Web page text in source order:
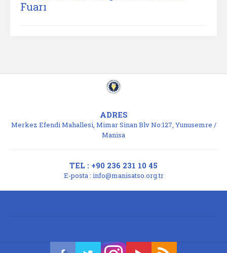
Fuarı
ADRES
Merkez Efendi Mahallesi, Mimar Sinan Blv No:127, Yunusemre /
Manisa
TEL : +90 236 231 10 45
E-posta : info@manisatso.org.tr